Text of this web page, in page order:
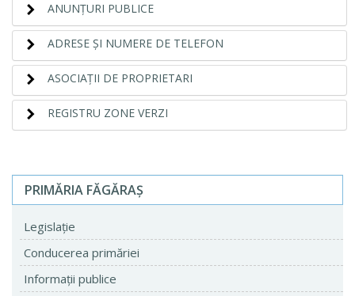
ANUNŢURI PUBLICE
ADRESE ŞI NUMERE DE TELEFON
ASOCIAŢII DE PROPRIETARI
REGISTRU ZONE VERZI
PRIMĂRIA FĂGĂRAŞ
Legislaţie
Conducerea primăriei
Informaţii publice